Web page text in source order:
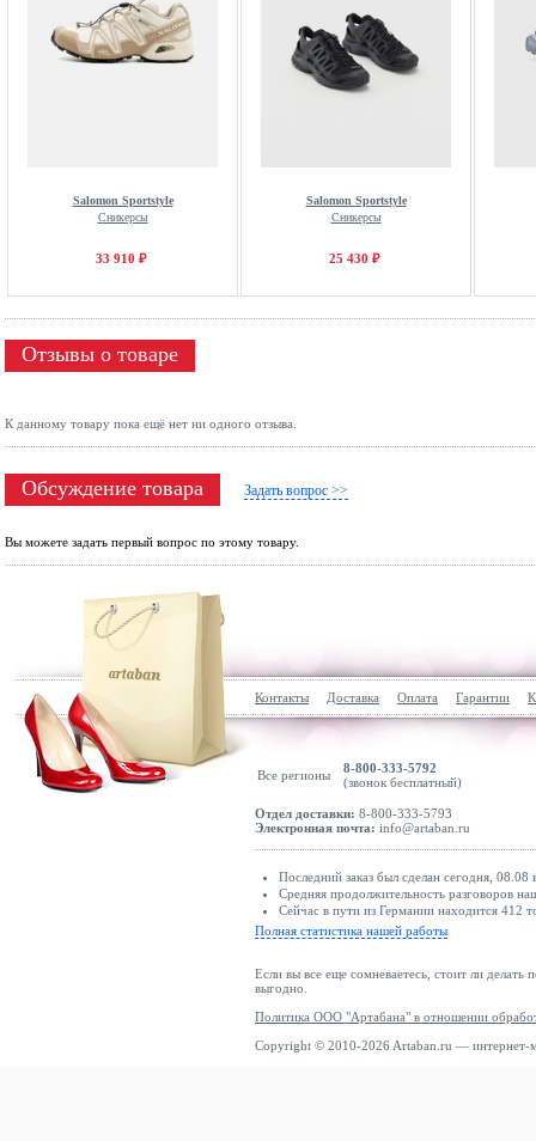
Salomon Sportstyle
Сникерсы
33 910 ₽
Salomon Sportstyle
Сникерсы
25 430 ₽
Отзывы о товаре
К данному товару пока ещё нет ни одного отзыва.
Обсуждение товара Задать вопрос >>
Вы можете задать первый вопрос по этому товару.
Контакты Доставка Оплата Гарантии
Все регионы
8-800-333-5792
(звонок бесплатный)
Отдел доставки: 8-800-333-5793
Электронная почта: info@artaban.ru
Последний заказ был сделан сегодня,
Средняя продолжительность разговоров
Сейчас в пути из Германии находится 412
Полная статистика нашей работы
Если вы все еще сомневаетесь, стоит ли делать
выгодно.
Политика ООО "Артабана" в отношении
Copyright © 2010-2026 Artaban.ru — интернет-